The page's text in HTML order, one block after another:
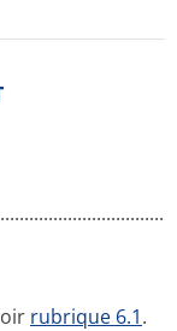
rubrique 6.1.